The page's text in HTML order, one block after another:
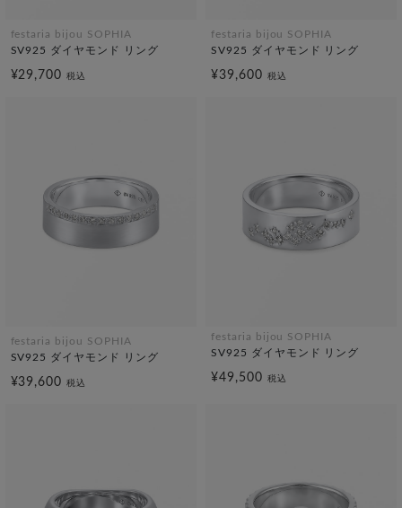
festaria bijou SOPHIA
SV925 ダイヤモンド リング
¥29,700税込
festaria bijou SOPHIA
SV925 ダイヤモンド リング
¥39,600 税込
festaria bijou SOPHIA
SV925 ダイヤモンド リング
¥39,600税込
festaria bijou SOPHIA
SV925 ダイヤモンド リング
¥49,500 税込